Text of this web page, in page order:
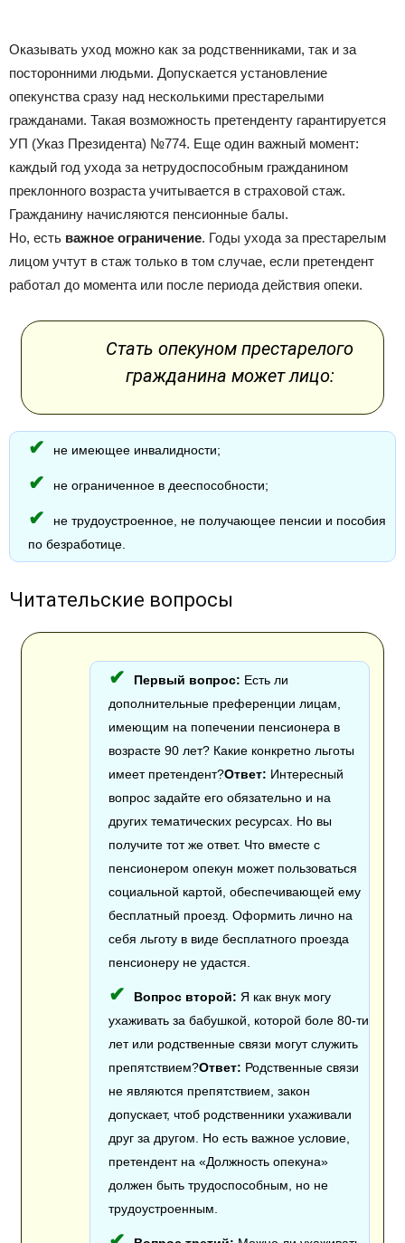
Оказывать уход можно как за родственниками, так и за
посторонними людьми. Допускается установление
опекунства сразу над несколькими престарелыми
гражданами. Такая возможность претенденту гарантируется
УП (Указ Президента) №774. Еще один важный момент:
каждый год ухода за нетрудоспособным гражданином
преклонного возраста учитывается в страховой стаж.
Гражданину начисляются пенсионные балы.
Но, есть важное ограничение. Годы ухода за престарелым
лицом учтут в стаж только в том случае, если претендент
работал до момента или после периода действия опеки.
Стать опекуном престарелого
гражданина может лицо:
не имеющее инвалидности;
не ограниченное в дееспособности;
не трудоустроенное, не получающее пенсии и пособия
по безработице.
Читательские вопросы
Первый вопрос: Есть ли
дополнительные преференции лицам,
имеющим на попечении пенсионера в
возрасте 90 лет? Какие конкретно льготы
имеет претендент?Ответ: Интересный
вопрос задайте его обязательно и на
других тематических ресурсах. Но вы
получите тот же ответ. Что вместе с
пенсионером опекун может пользоваться
социальной картой, обеспечивающей ему
бесплатный проезд. Оформить лично на
себя льготу в виде бесплатного проезда
пенсионеру не удастся.
Вопрос второй: Я как внук могу
ухаживать за бабушкой, которой боле 80-ти
лет или родственные связи могут служить
препятствием?Ответ: Родственные связи
не являются препятствием, закон
допускает, чтоб родственники ухаживали
друг за другом. Но есть важное условие,
претендент на «Должность опекуна»
должен быть трудоспособным, но не
трудоустроенным.